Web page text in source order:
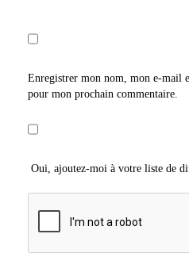
Enregistrer mon nom, mon e-mail
pour mon prochain commentaire.
Oui, ajoutez-moi à votre liste de